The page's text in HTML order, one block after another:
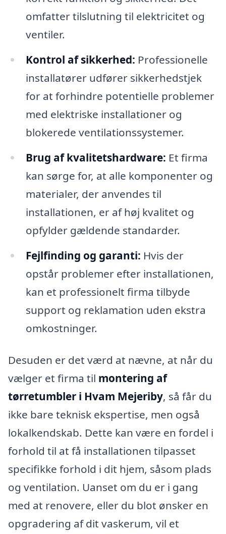
omfatter tilslutning til elektricitet og
ventiler.
Kontrol af sikkerhed: Professionelle
installatører udfører sikkerhedstjek
for at forhindre potentielle problemer
med elektriske installationer og
blokerede ventilationssystemer.
Brug af kvalitetshardware: Et firma
kan sørge for, at alle komponenter og
materialer, der anvendes til
installationen, er af høj kvalitet og
opfylder gældende standarder.
Fejlfinding og garanti: Hvis der
opstår problemer efter installationen,
kan et professionelt firma tilbyde
support og reklamation uden ekstra
omkostninger.
Desuden er det værd at nævne, at når du
vælger et firma til montering af
tørretumbler i Hvam Mejeriby, så får du
ikke bare teknisk ekspertise, men også
lokalkendskab. Dette kan være en fordel i
forhold til at få installationen tilpasset
specifikke forhold i dit hjem, såsom plads
og ventilation. Uanset om du er i gang
med at renovere, eller du blot ønsker en
opgradering af dit vaskerum, vil et